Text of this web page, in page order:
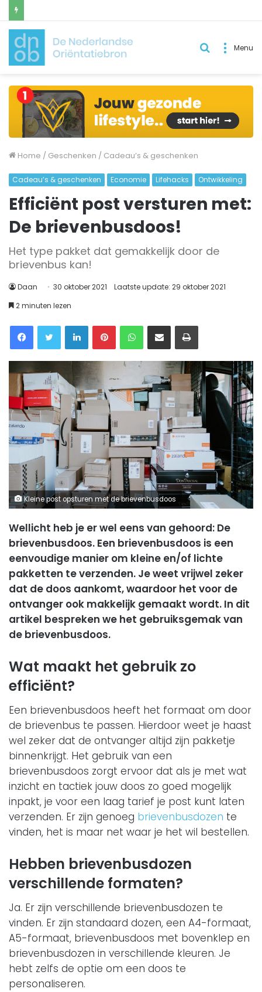
Menu
Zoek
Home / Geschenken / Cadeau’s & geschenken
Cadeau’s & geschenken Economie Lifehacks Ontwikkeling
Efficiënt post versturen met:
De brievenbusdoos!
Het type pakket dat gemakkelijk door de
brievenbus kan!
Daan 30 oktober 2021
Laatste update: 29 oktober 2021
2 minuten lezen
FacebookTwitter LinkedInPinterestWhatsApp
Delen via Email Printen
Kleine post opsturen met de brievenbusdoos
Wellicht heb je er wel eens van gehoord: De
brievenbusdoos. Een brievenbusdoos is een
eenvoudige manier om kleine en/of lichte
pakketten te verzenden. Je weet vrijwel zeker
dat de doos aankomt, waardoor het voor de
ontvanger ook makkelijk gemaakt wordt. In dit
artikel bespreken we het gebruiksgemak van
de brievenbusdoos.
Wat maakt het gebruik zo
efficiënt?
Een brievenbusdoos heeft het formaat om door
de brievenbus te passen. Hierdoor weet je haast
wel zeker dat de ontvanger altijd zijn pakketje
binnenkrijgt. Het gebruik van een
brievenbusdoos zorgt ervoor dat als je met wat
inzicht en tactiek jouw doos zo goed mogelijk
inpakt, je voor een laag tarief je post kunt laten
verzenden. Er zijn genoeg brievenbusdozen te
vinden, het is maar net waar je het wil bestellen.
Hebben brievenbusdozen
verschillende formaten?
Ja. Er zijn verschillende brievenbusdozen te
vinden. Er zijn standaard dozen, een A4-formaat,
A5-formaat, brievenbusdoos met bovenklep en
brievenbusdozen in verschillende kleuren. Je
hebt zelfs de optie om een doos te
personaliseren.